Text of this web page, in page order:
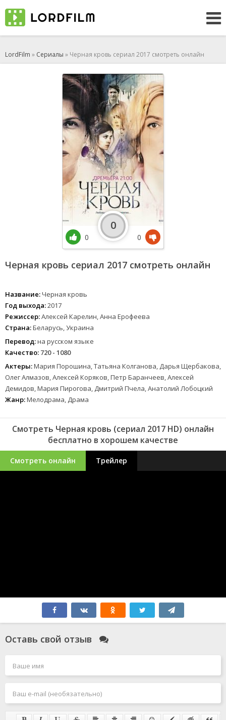
LordFilm » Сериалы » Черная кровь сериал 2017 смотреть онлайн
Черная кровь сериал 2017 смотреть онлайн
Название:Черная кровь
Год выхода:2017
Режиссер:Алексей Карелин, Анна Ерофеева
Страна:Беларусь, Украина
Перевод:на русском языке
Качество: 720 - 1080
Актеры:Мария Порошина, Татьяна Колганова, Дарья Щербакова,
Олег Алмазов, Алексей Коряков, Петр Баранчеев, Алексей
Демидов, Мария Пирогова, Дмитрий Пчела, Анатолий Лобоцкий
Жанр:Мелодрама, Драма
0
0
0
Смотреть Черная кровь (сериал 2017 HD) онлайн
бесплатно в хорошем качестве
Смотреть онлайн Трейлер
Оставь свой отзыв